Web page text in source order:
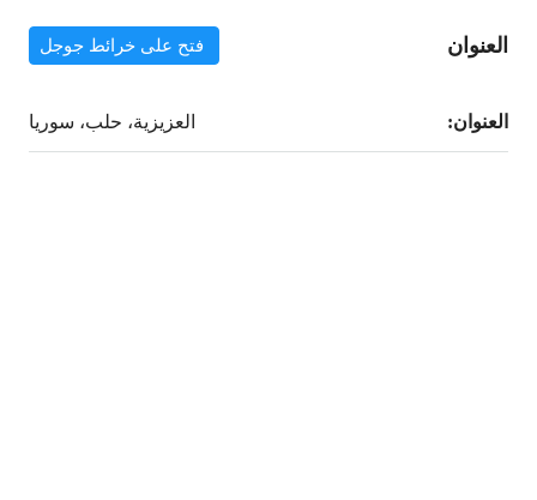
العنوان فتح على خرائط جوجل
العنوان: العزيزية، حلب، سوريا